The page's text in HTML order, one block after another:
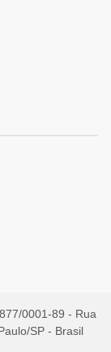
0001-89 - Rua
SP - Brasil